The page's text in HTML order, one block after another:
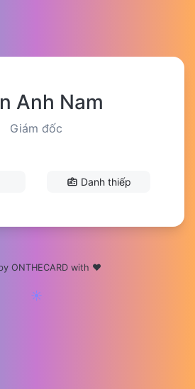
Anh Nam
Giám đốc
Danh thiếp
ONTHECARD with ❤️
☀️